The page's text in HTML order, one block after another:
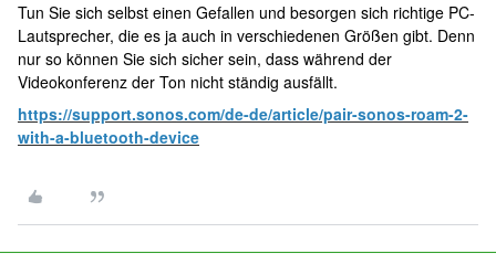
Tun Sie sich selbst einen Gefallen und besorgen sich richtige PC-
Lautsprecher, die es ja auch in verschiedenen Größen gibt. Denn
nur so können Sie sich sicher sein, dass während der
Videokonferenz der Ton nicht ständig ausfällt.
https://support.sonos.com/de-de/article/pair-sonos-roam-2-
with-a-bluetooth-device